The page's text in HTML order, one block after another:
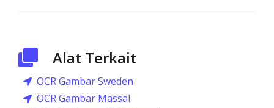
Alat Terkait
OCR Gambar Sweden
OCR Gambar Massal